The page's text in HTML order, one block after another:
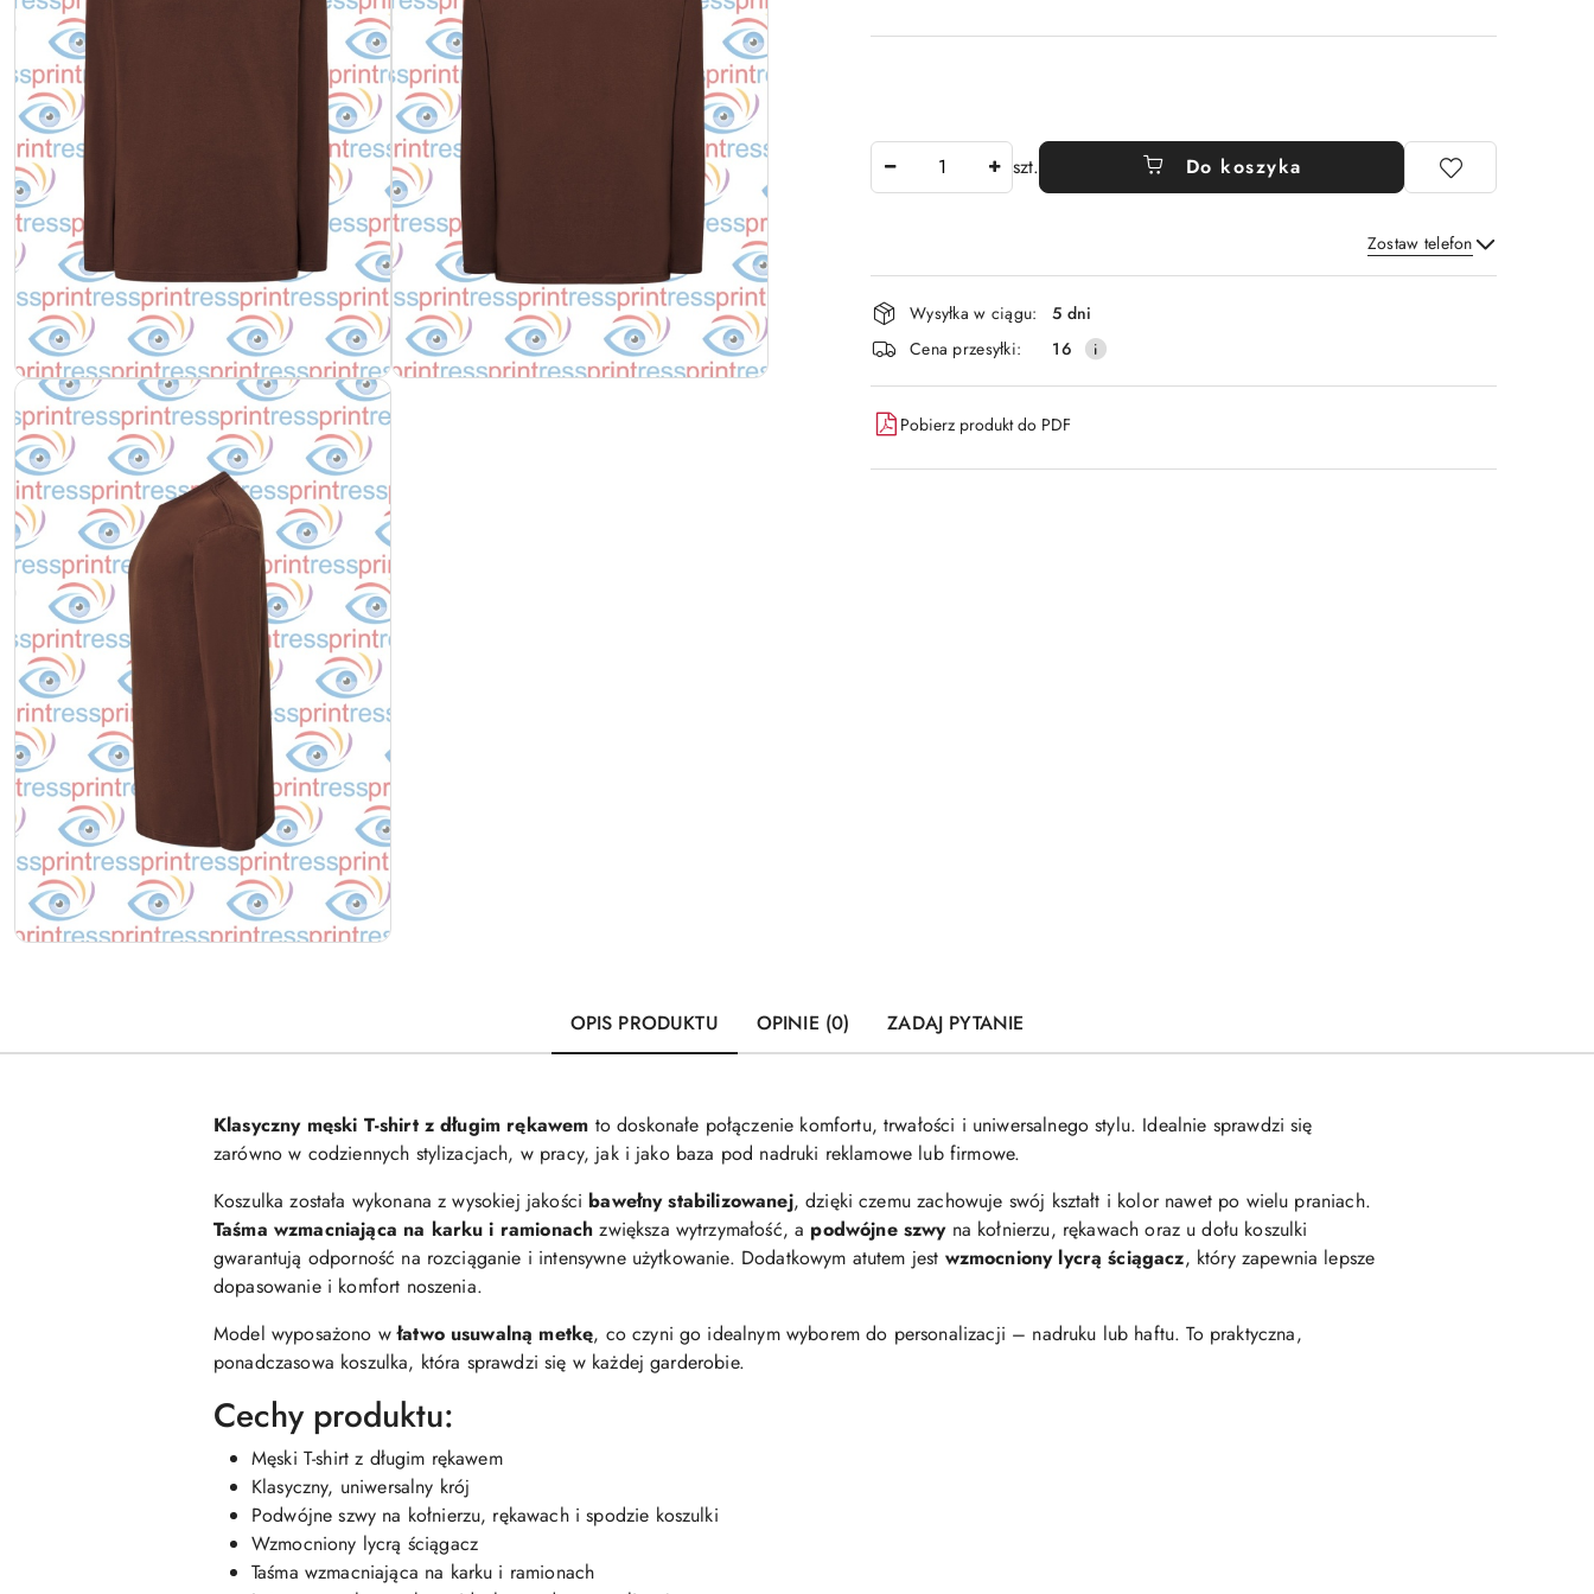
szt. Do koszyka
Zostaw telefon
Wyślij
Dostępność
i
dostawa
Wysyłka w ciągu:
5 dni
Cena przesyłki:
16
Pobierz produkt do PDF
OPIS PRODUKTU OPINIE (0) ZADAJ PYTANIE
Klasyczny męski T-shirt z długim rękawem to doskonałe połączenie komfortu, trwałości i uniwersalnego stylu. Idealnie sprawdzi się
zarówno w codziennych stylizacjach, w pracy, jak i jako baza pod nadruki reklamowe lub firmowe.
Koszulka została wykonana z wysokiej jakości bawełny stabilizowanej, dzięki czemu zachowuje swój kształt i kolor nawet po wielu praniach.
Taśma wzmacniająca na karku i ramionach zwiększa wytrzymałość, a podwójne szwyna kołnierzu, rękawach oraz u dołu koszulki
gwarantują odporność na rozciąganie i intensywne użytkowanie. Dodatkowym atutem jest wzmocniony lycrą ściągacz, który zapewnia lepsze
dopasowanie i komfort noszenia.
Model wyposażono włatwo usuwalną metkę, co czyni go idealnym wyborem do personalizacji – nadruku lub haftu. To praktyczna,
ponadczasowa koszulka, która sprawdzi się w każdej garderobie.
Cechy produktu:
Męski T-shirt z długim rękawem
Klasyczny, uniwersalny krój
Podwójne szwy na kołnierzu, rękawach i spodzie koszulki
Wzmocniony lycrą ściągacz
Taśma wzmacniająca na karku i ramionach